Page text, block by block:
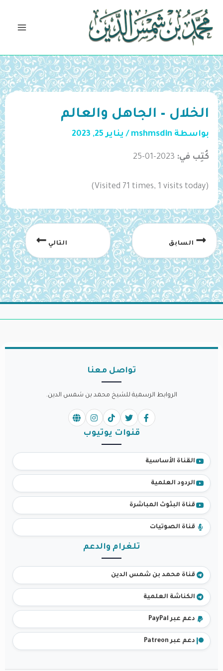
تخطي
المحتوى
الخلال – الجاهل والعالم
بواسطة mshmsdin
/ يناير 25, 2023
كُتِب في: 2023-01-25
(Visited 71 times, 1 visits today)
السابق التالي
تواصل معنا
الروابط الرسمية للشيخ محمد بن شمس الدين.
قنوات يوتيوب
القناة الأساسية
الردود العلمية
قناة البثوث المباشرة
قناة الصوتيات
تلغرام والدعم
قناة محمد بن شمس الدين
الكناشة العلمية
دعم عبر PayPal
دعم عبر Patreon